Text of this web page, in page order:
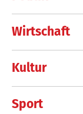
Wirtschaft
Kultur
Sport